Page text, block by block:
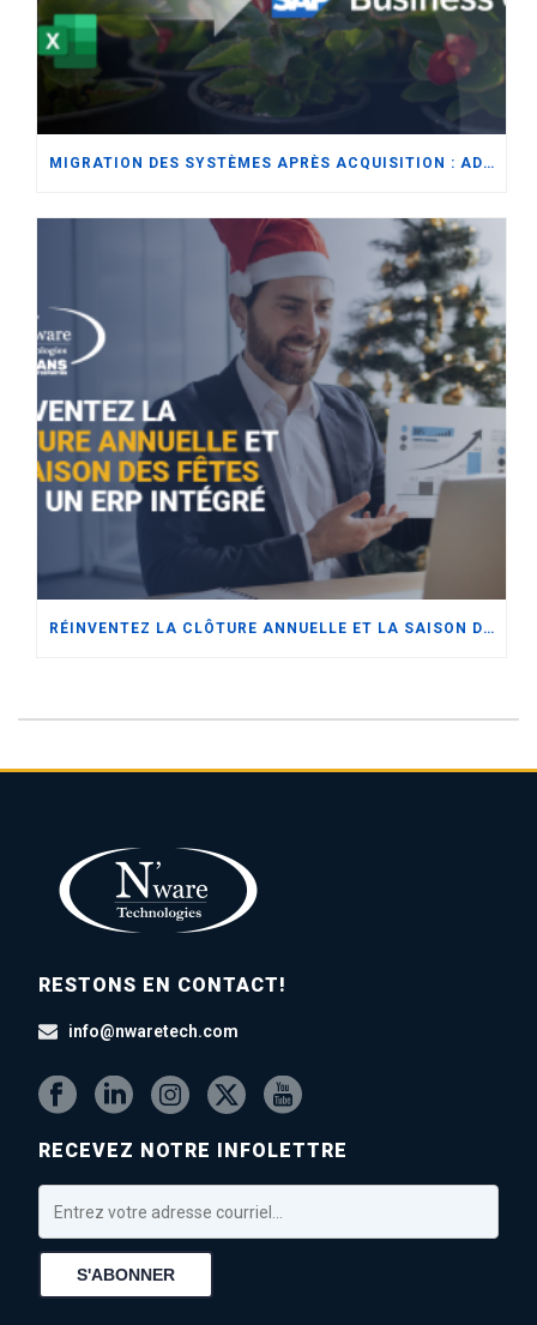
MIGRATION DES SYSTÈMES APRÈS ACQUISITION : ADAPTER L’ERP AUX BESOINS DU SECTEUR DE LA DISTRIBUTION DE SEMENCES ET D’ENGRAIS
RÉINVENTEZ LA CLÔTURE ANNUELLE ET LA SAISON DES FÊTES AVEC UN ERP INTÉGRÉ
RESTONS EN CONTACT!
info@nwaretech.com
RECEVEZ NOTRE INFOLETTRE